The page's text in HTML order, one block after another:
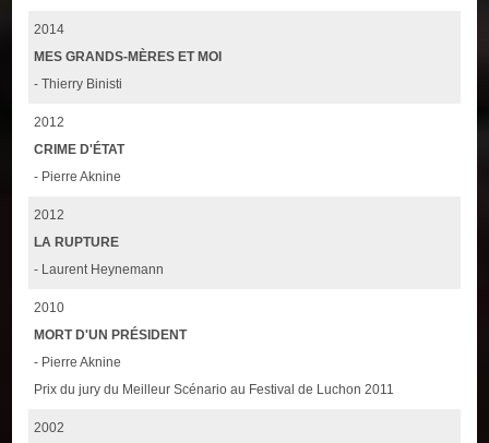
2014
MES GRANDS-MÈRES ET MOI
- Thierry Binisti
2012
CRIME D'ÉTAT
- Pierre Aknine
2012
LA RUPTURE
- Laurent Heynemann
2010
MORT D'UN PRÉSIDENT
- Pierre Aknine
Prix du jury du Meilleur Scénario au Festival de Luchon 2011
2002